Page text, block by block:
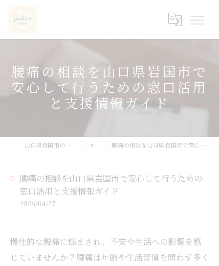
腰痛の相談を山口県岩国市で
安心して行うための窓口活用
と支援情報ガイド
山口県岩国市の整体ならyukicoサロン コラム 腰痛の相談を山口県岩国市で安心して行うための窓口活用と支援情報ガイド
腰痛の相談を山口県岩国市で安心して行うための
窓口活用と支援情報ガイド
2026/04/27
慢性的な腰痛に悩まされ、不安や生活への影響を感
じていませんか？腰痛は年齢や生活習慣を問わず多く